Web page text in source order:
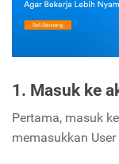
1. Masuk ke
Pertama, masuk
memasukkan